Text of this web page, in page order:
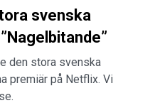
svenska
den stora svenska
premiär på Netflix. Vi